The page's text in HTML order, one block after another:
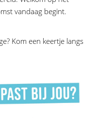
vandaag begint.
Kom een keertje langs